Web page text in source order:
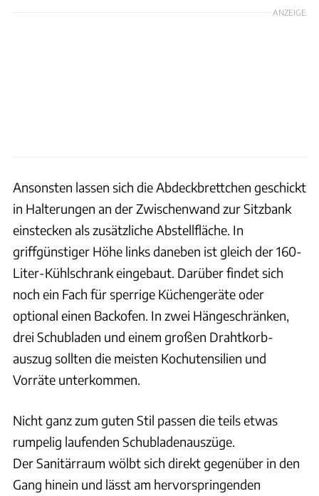
ANZEIGE
Ansonsten lassen sich die Abdeckbrettchen geschickt
in Halterungen an der Zwischenwand zur Sitzbank
einstecken als zusätzliche Abstellfläche. In
griffgünstiger Höhe links daneben ist gleich der 160-
Liter-Kühlschrank eingebaut. Darüber findet sich
noch ein Fach für sperrige Küchengeräte oder
optional einen Backofen. In zwei Hängeschränken,
drei Schubladen und einem großen Drahtkorb­
auszug sollten die meisten Kochutensilien und
Vorräte unterkommen.
Nicht ganz zum guten Stil passen die teils etwas
rumpelig laufenden Schubladenauszüge.
Der Sanitärraum wölbt sich direkt gegenüber in den
Gang hinein und lässt am hervorspringenden